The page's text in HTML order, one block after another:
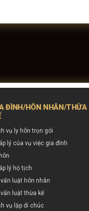
ĐÌNH/HÔN NHÂN/THỪA
vụ ly hôn trọn gói
lý của vụ việc gia đình
lý hộ tịch
luật hôn nhân
luật thừa kế
vụ lập di chúc